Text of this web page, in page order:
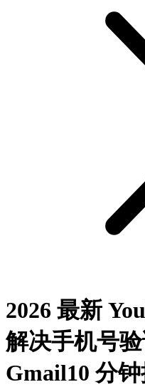
2026 最新
解决手机号
Gmail10 分